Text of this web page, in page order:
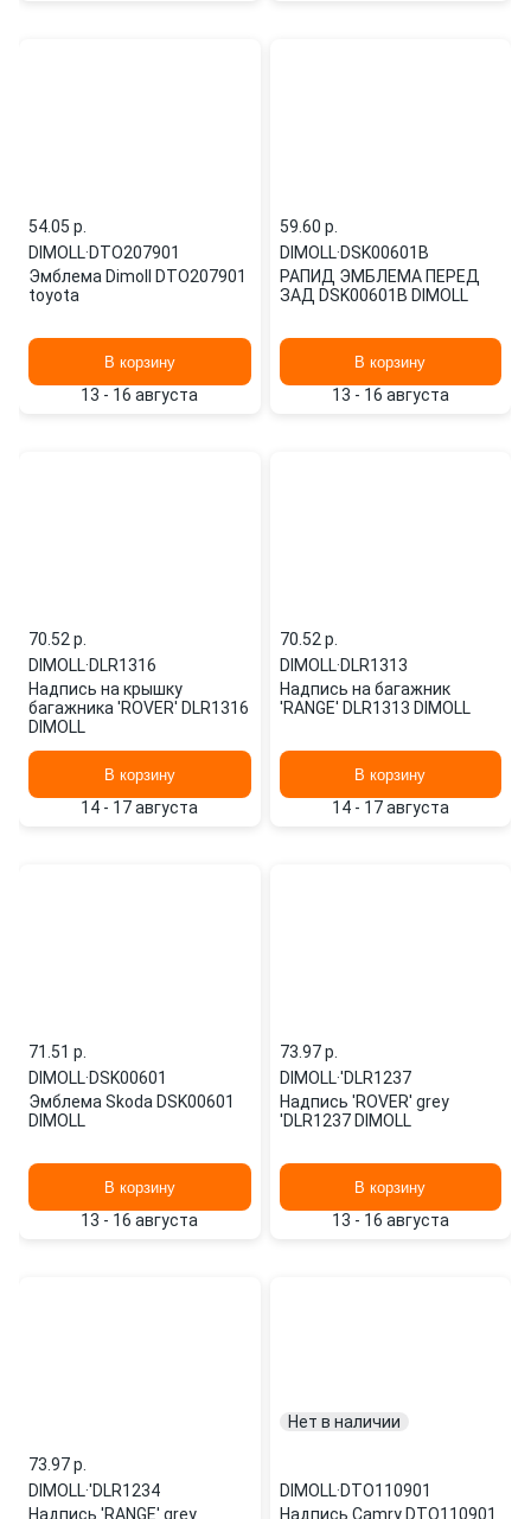
54.05 p.
DIMOLL·DTO207901
Эмблема Dimoll DTO207901
toyota
В корзину
13 - 16 августа
59.60 p.
DIMOLL·DSK00601B
РАПИД ЭМБЛЕМА ПЕРЕД
ЗАД DSK00601B DIMOLL
В корзину
13 - 16 августа
70.52 p.
DIMOLL·DLR1316
Надпись на крышку
багажника 'ROVER' DLR1316
DIMOLL
В корзину
14 - 17 августа
70.52 p.
DIMOLL·DLR1313
Надпись на багажник
'RANGE' DLR1313 DIMOLL
В корзину
14 - 17 августа
71.51 p.
DIMOLL·DSK00601
Эмблема Skoda DSK00601
DIMOLL
В корзину
13 - 16 августа
73.97 p.
DIMOLL·'DLR1237
Надпись 'ROVER' grey
'DLR1237 DIMOLL
В корзину
13 - 16 августа
73.97 p.
DIMOLL·'DLR1234
Надпись 'RANGE' grey
Нет в наличии
DIMOLL·DTO110901
Надпись Camry DTO110901